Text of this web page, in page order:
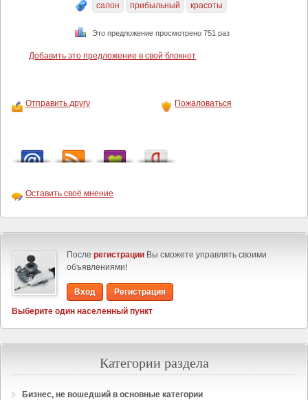
салон прибыльный красоты
Это предложение просмотрено 751 раз
Добавить это предложение в свой блокнот
Отправить другу Пожаловаться
Оставить своё мнение
После регистрации Вы сможете управлять своими
объявлениями!
Вход
Регистрация
Выберите один населенный пункт
Категории раздела
Бизнес, не вошедший в основные категории